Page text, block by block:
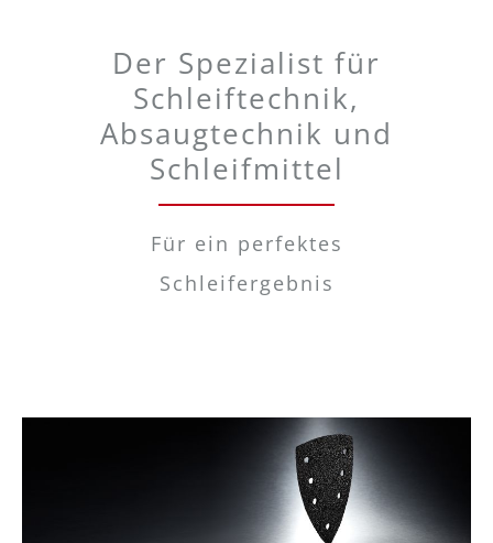
Der Spezialist für
Schleiftechnik,
Absaugtechnik und
Schleifmittel
Für ein perfektes
Schleifergebnis